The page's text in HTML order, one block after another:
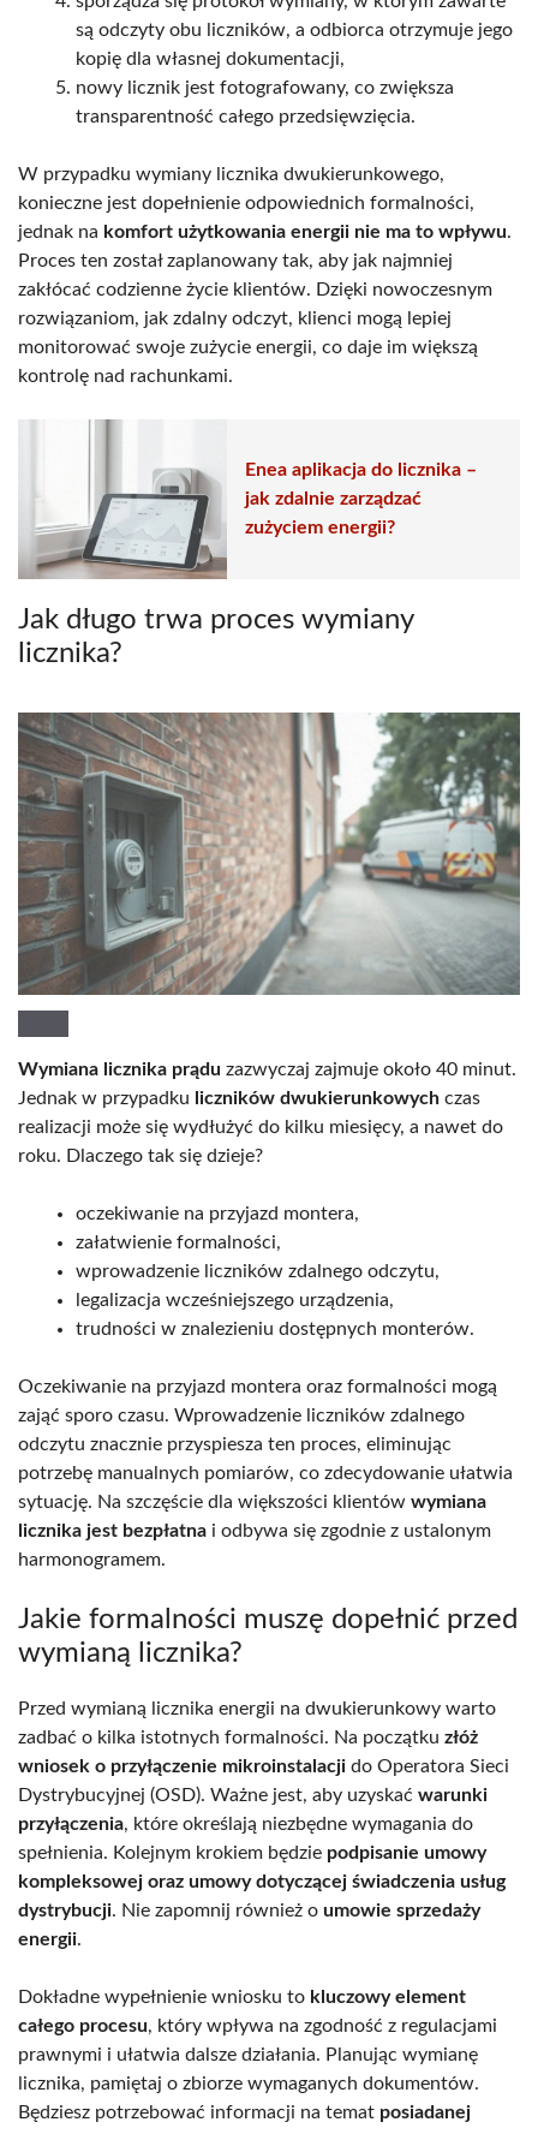
są odczyty obu liczników, a odbiorca otrzymuje jego
kopię dla własnej dokumentacji,
nowy licznik jest fotografowany, co zwiększa
transparentność całego przedsięwzięcia.
W przypadku wymiany licznika dwukierunkowego,
konieczne jest dopełnienie odpowiednich formalności,
jednak na komfort użytkowania energii nie ma to wpływu.
Proces ten został zaplanowany tak, aby jak najmniej
zakłócać codzienne życie klientów. Dzięki nowoczesnym
rozwiązaniom, jak zdalny odczyt, klienci mogą lepiej
monitorować swoje zużycie energii, co daje im większą
kontrolę nad rachunkami.
Enea aplikacja do licznika –
jak zdalnie zarządzać
zużyciem energii?
Jak długo trwa proces wymiany
licznika?
Wymiana licznika prądu zazwyczaj zajmuje około 40 minut.
Jednak w przypadku liczników dwukierunkowych czas
realizacji może się wydłużyć do kilku miesięcy, a nawet do
roku. Dlaczego tak się dzieje?
oczekiwanie na przyjazd montera,
załatwienie formalności,
wprowadzenie liczników zdalnego odczytu,
legalizacja wcześniejszego urządzenia,
trudności w znalezieniu dostępnych monterów.
Oczekiwanie na przyjazd montera oraz formalności mogą
zająć sporo czasu. Wprowadzenie liczników zdalnego
odczytu znacznie przyspiesza ten proces, eliminując
potrzebę manualnych pomiarów, co zdecydowanie ułatwia
sytuację. Na szczęście dla większości klientów wymiana
licznika jest bezpłatna i odbywa się zgodnie z ustalonym
harmonogramem.
Jakie formalności muszę dopełnić przed
wymianą licznika?
Przed wymianą licznika energii na dwukierunkowy warto
zadbać o kilka istotnych formalności. Na początku złóż
wniosek o przyłączenie mikroinstalacji do Operatora Sieci
Dystrybucyjnej (OSD). Ważne jest, aby uzyskać warunki
przyłączenia, które określają niezbędne wymagania do
spełnienia. Kolejnym krokiem będzie podpisanie umowy
kompleksowej oraz umowy dotyczącej świadczenia usług
dystrybucji. Nie zapomnij również o umowie sprzedaży
energii.
Dokładne wypełnienie wniosku to kluczowy element
całego procesu, który wpływa na zgodność z regulacjami
prawnymi i ułatwia dalsze działania. Planując wymianę
licznika, pamiętaj o zbiorze wymaganych dokumentów.
Będziesz potrzebować informacji na temat posiadanej